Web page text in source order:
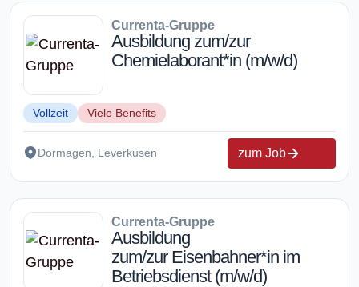
Currenta-Gruppe
Ausbildung zum/zur
Chemielaborant*in (m/w/d)
Vollzeit Viele Benefits
Dormagen, Leverkusen zum Job
Currenta-Gruppe
Ausbildung
zum/zur Eisenbahner*in im
Betriebsdienst (m/w/d)